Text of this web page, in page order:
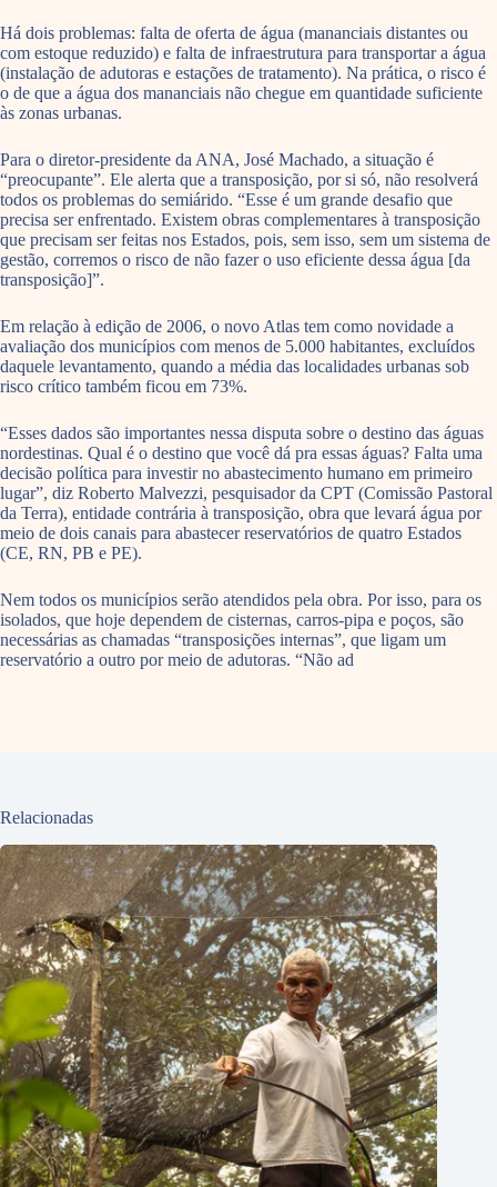
Há dois problemas: falta de oferta de água (mananciais distantes ou
com estoque reduzido) e falta de infraestrutura para transportar a água
(instalação de adutoras e estações de tratamento). Na prática, o risco é
o de que a água dos mananciais não chegue em quantidade suficiente
às zonas urbanas.
Para o diretor-presidente da ANA, José Machado, a situação é
“preocupante”. Ele alerta que a transposição, por si só, não resolverá
todos os problemas do semiárido. “Esse é um grande desafio que
precisa ser enfrentado. Existem obras complementares à transposição
que precisam ser feitas nos Estados, pois, sem isso, sem um sistema de
gestão, corremos o risco de não fazer o uso eficiente dessa água [da
transposição]”.
Em relação à edição de 2006, o novo Atlas tem como novidade a
avaliação dos municípios com menos de 5.000 habitantes, excluídos
daquele levantamento, quando a média das localidades urbanas sob
risco crítico também ficou em 73%.
“Esses dados são importantes nessa disputa sobre o destino das águas
nordestinas. Qual é o destino que você dá pra essas águas? Falta uma
decisão política para investir no abastecimento humano em primeiro
lugar”, diz Roberto Malvezzi, pesquisador da CPT (Comissão Pastoral
da Terra), entidade contrária à transposição, obra que levará água por
meio de dois canais para abastecer reservatórios de quatro Estados
(CE, RN, PB e PE).
Nem todos os municípios serão atendidos pela obra. Por isso, para os
isolados, que hoje dependem de cisternas, carros-pipa e poços, são
necessárias as chamadas “transposições internas”, que ligam um
reservatório a outro por meio de adutoras. “Não ad
Relacionadas